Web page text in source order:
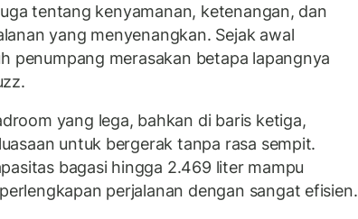
tentang kenyamanan, ketenangan, dan
yang menyenangkan. Sejak awal
penumpang merasakan betapa lapangnya
yang lega, bahkan di baris ketiga,
untuk bergerak tanpa rasa sempit.
bagasi hingga 2.469 liter mampu
perjalanan dengan sangat efisien.